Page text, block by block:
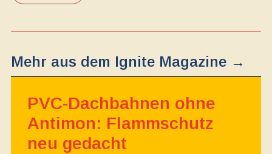
Mehr aus dem Ignite Magazine →
PVC-Dachbahnen ohne
Antimon: Flammschutz
neu gedacht